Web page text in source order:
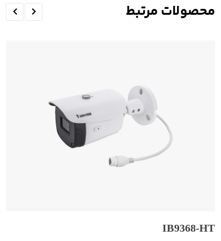
محصولات مرتبط
IB9368-HT